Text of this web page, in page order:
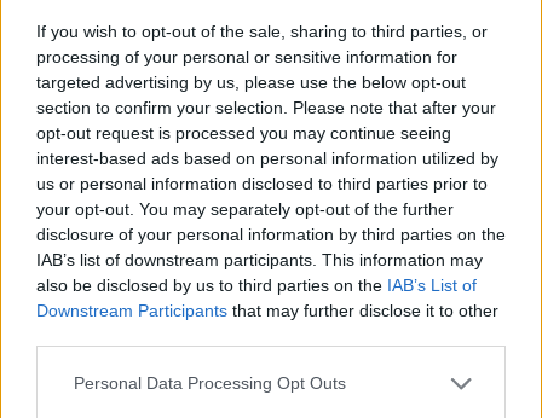
If you wish to opt-out of the sale, sharing to third parties, or
processing of your personal or sensitive information for
targeted advertising by us, please use the below opt-out
section to confirm your selection. Please note that after your
opt-out request is processed you may continue seeing
interest-based ads based on personal information utilized by
us or personal information disclosed to third parties prior to
your opt-out. You may separately opt-out of the further
disclosure of your personal information by third parties on the
IAB’s list of downstream participants. This information may
also be disclosed by us to third parties on the IAB’s List of
Downstream Participants that may further disclose it to other
Personal Data Processing Opt Outs
pues el funcionamiento es más o menos idéntico en
todas las áreas de la corteza cerebral.
Volviendo al desarrollo de la visión, un niño de una
semana tiene una capacidad visual 30 veces inferior
a la de un adulto. Con la maduración de las células
cerebrales a nivel de la corteza visual, el niño
mejorará su percepción del mundo: se instaura la
visión binocular (ambos ojos trabajan juntos) y, a los
seis meses, el niño ya ve como un adulto algo miope.
ELENA RUIZ